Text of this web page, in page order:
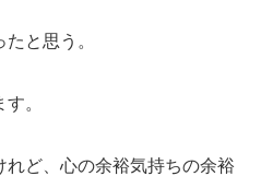
と思う。
。
れど、心の余裕気持ちの余裕